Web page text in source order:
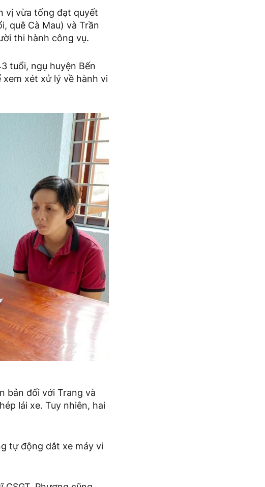
vị vừa tống đạt quyết
quê Cà Mau) và Trần
thi hành công vụ.
tuổi, ngụ huyện Bến
xét xử lý về hành vi
bản đối với Trang và
lái xe. Tuy nhiên, hai
tự động dắt xe máy vi